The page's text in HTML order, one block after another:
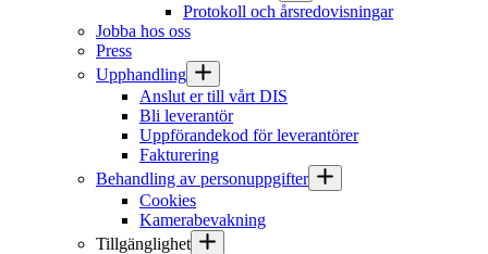
Protokoll och årsredovisningar
Jobba hos oss
Press
Upphandling
Anslut er till vårt DIS
Bli leverantör
Uppförandekod för leverantörer
Fakturering
Behandling av personuppgifter
Cookies
Kamerabevakning
Tillgänglighet